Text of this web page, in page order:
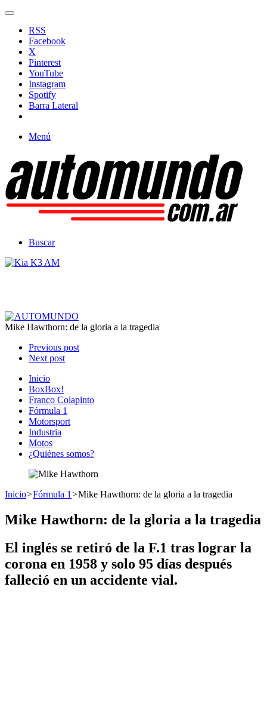
RSS
Facebook
X
Pinterest
YouTube
Instagram
Spotify
Barra Lateral
Menú
Buscar
Mike Hawthorn: de la gloria a la tragedia
Previous post
Next post
Inicio
BoxBox!
Franco Colapinto
Fórmula 1
Motorsport
Industria
Motos
¿Quiénes somos?
Inicio>Fórmula 1 >Mike Hawthorn: de la gloria a la tragedia
Mike Hawthorn: de la gloria a la tragedia
El inglés se retiró de la F.1 tras lograr la
corona en 1958 y solo 95 días después
falleció en un accidente vial.